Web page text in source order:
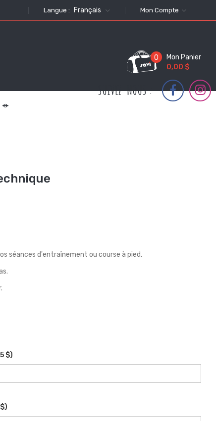
Mon Compte
Langue : Français
Mon Panier
0
0,00 $
SUIVEZ-NOUS :
séances d'entraînement ou course à pied.
$)
)